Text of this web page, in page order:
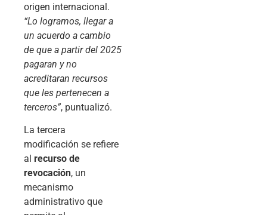
origen internacional.
“Lo logramos, llegar a
un acuerdo a cambio
de que a partir del 2025
pagaran y no
acreditaran recursos
que les pertenecen a
terceros”, puntualizó.
La tercera
modificación se refiere
al recurso de
revocación, un
mecanismo
administrativo que